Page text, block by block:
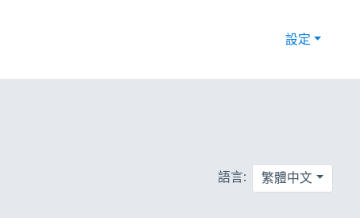
設定
語言: 繁體中文